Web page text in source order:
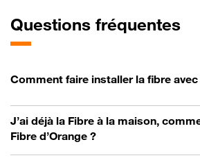
Questions fréquentes
Comment faire installer la fibre avec
J’ai déjà la Fibre à la maison,
Fibre d’Orange ?